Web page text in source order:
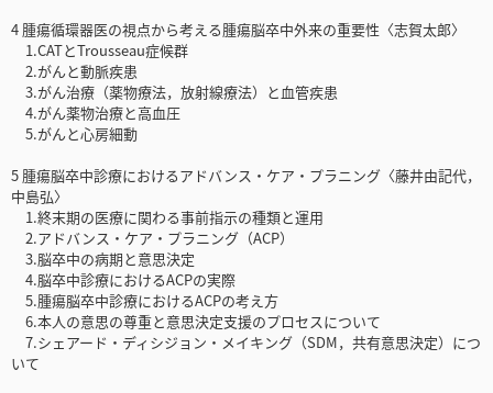
4 腫瘍循環器医の視点から考える腫瘍脳卒中外来の重要性〈志賀太郎〉
1.CATとTrousseau症候群
2.がんと動脈疾患
3.がん治療（薬物療法，放射線療法）と血管疾患
4.がん薬物治療と高血圧
5.がんと心房細動
5 腫瘍脳卒中診療におけるアドバンス・ケア・プラニング〈藤井由記代，
中島弘〉
1.終末期の医療に関わる事前指示の種類と運用
2.アドバンス・ケア・プラニング（ACP）
3.脳卒中の病期と意思決定
4.脳卒中診療におけるACPの実際
5.腫瘍脳卒中診療におけるACPの考え方
6.本人の意思の尊重と意思決定支援のプロセスについて
7.シェアード・ディシジョン・メイキング（SDM，共有意思決定）につ
いて